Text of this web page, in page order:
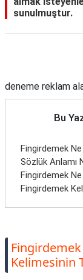
sunulmuştur.
deneme reklam
Bu
Fingirdemek
Sözlük Anlamı
Fingirdemek
Fingirdemek
Kelimesinin